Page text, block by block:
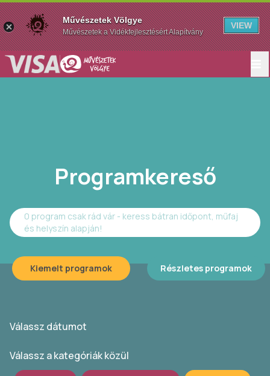
Programkereső
0 program csak rád vár - keress bátran időpont, műfaj
és helyszín alapján!
Kiemelt programok Részletes programok
Válassz dátumot
Válassz a kategóriák közül
Művészetek Völgye
Művészetek a Vidékfejlesztésért Alapítvány
VIEW